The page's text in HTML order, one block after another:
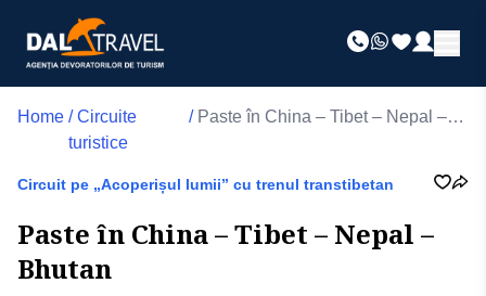
Home / Circuite
turistice
/ Paste în China – Tibet – Nepal –
Circuit pe „Acoperișul lumii” cu trenul transtibetan
Paste în China – Tibet – Nepal –
Bhutan